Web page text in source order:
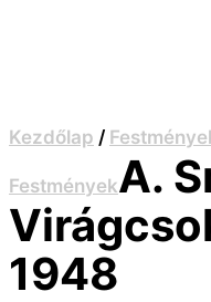
Kezdőlap /
FestményekA.
1948